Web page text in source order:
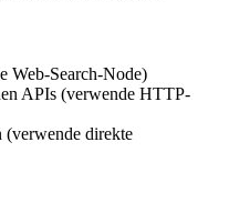
Web-Search-Node)
APIs (verwende HTTP-
(verwende direkte